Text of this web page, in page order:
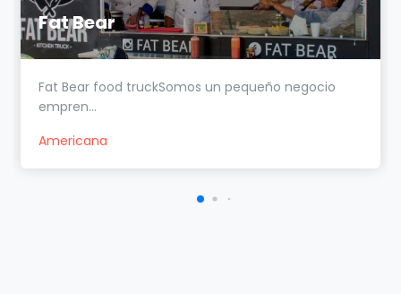
Fat Bear
Fat Bear food truckSomos un pequeño negocio
empren...
Americana